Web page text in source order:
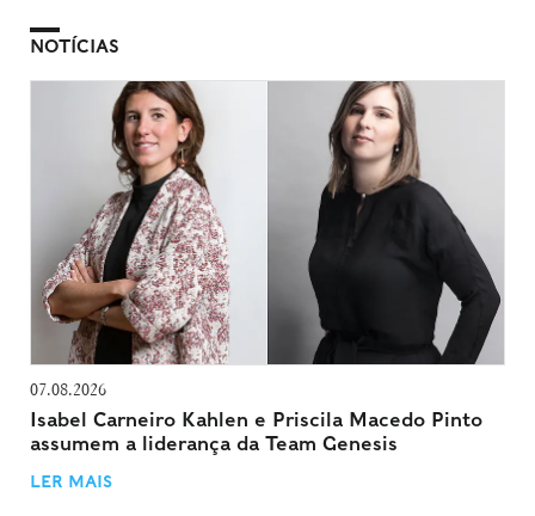
NOTÍCIAS
07.08.2026
Isabel Carneiro Kahlen e Priscila Macedo Pinto
assumem a liderança da Team Genesis
LER MAIS